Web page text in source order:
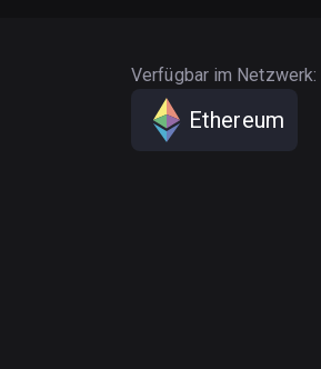
Verfügbar im Netzwerk:
Ethereum